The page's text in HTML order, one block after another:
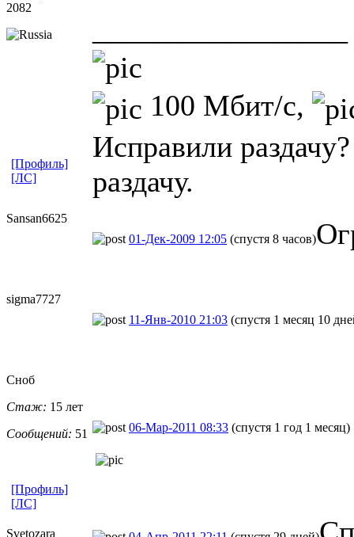
2082
100 Мбит/с,
Исправили
раздачу.
[Профиль]
[ЛС]
Sansan6625
01-Дек-2009 12:05 (спустя 8 часов)
sigma7727
11-Янв-2010 21:03 (спустя 1 месяц 10
Сноб
Стаж: 15 лет
Сообщений: 51 06-Мар-2011 08:33 (спустя 1 год 1 месяц)
[Профиль]
[ЛС]
Svetozara